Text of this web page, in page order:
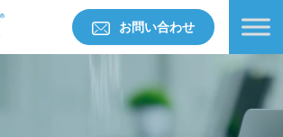
お問い合わせ